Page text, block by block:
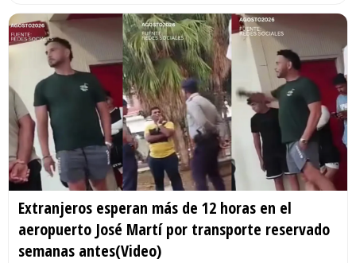
Extranjeros esperan más de 12 horas en el
aeropuerto José Martí por transporte reservado
semanas antes(Video)